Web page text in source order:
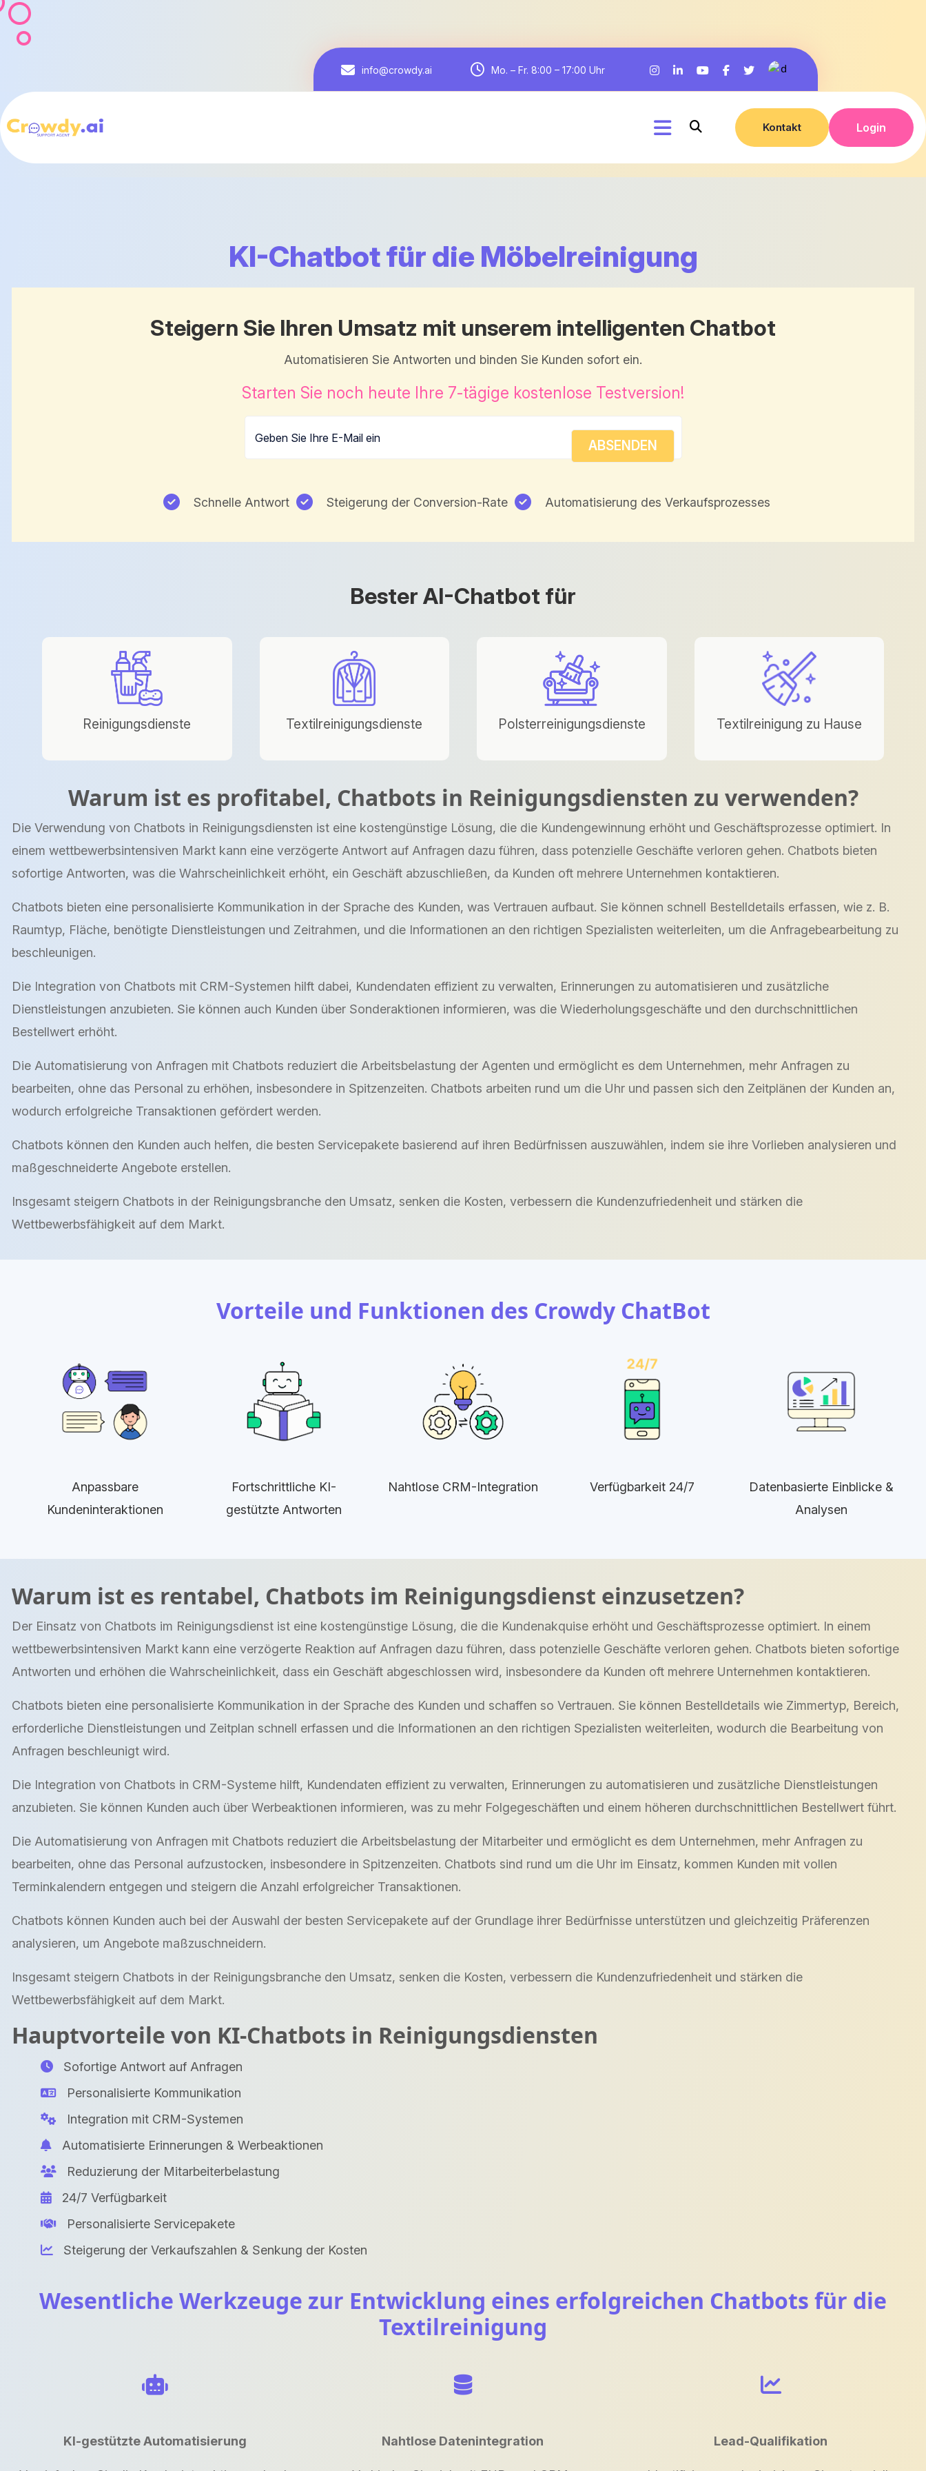
info@crowdy.ai Mo. – Fr. 8:00 – 17:00 Uhr
Kontakt Login
KI-Chatbot für die Möbelreinigung
Steigern Sie Ihren Umsatz mit unserem intelligenten Chatbot
Automatisieren Sie Antworten und binden Sie Kunden sofort ein.
Starten Sie noch heute Ihre 7-tägige kostenlose Testversion!
Schnelle Antwort Steigerung der Conversion-Rate Automatisierung des Verkaufsprozesses
Bester AI-Chatbot für
Reinigungsdienste Textilreinigungsdienste Polsterreinigungsdienste Textilreinigung zu Hause
Warum ist es profitabel, Chatbots in Reinigungsdiensten zu verwenden?
Die Verwendung von Chatbots in Reinigungsdiensten ist eine kostengünstige Lösung, die die Kundengewinnung erhöht und Geschäftsprozesse optimiert. In
einem wettbewerbsintensiven Markt kann eine verzögerte Antwort auf Anfragen dazu führen, dass potenzielle Geschäfte verloren gehen. Chatbots bieten
sofortige Antworten, was die Wahrscheinlichkeit erhöht, ein Geschäft abzuschließen, da Kunden oft mehrere Unternehmen kontaktieren.
Chatbots bieten eine personalisierte Kommunikation in der Sprache des Kunden, was Vertrauen aufbaut. Sie können schnell Bestelldetails erfassen, wie z. B.
Raumtyp, Fläche, benötigte Dienstleistungen und Zeitrahmen, und die Informationen an den richtigen Spezialisten weiterleiten, um die Anfragebearbeitung zu
beschleunigen.
Die Integration von Chatbots mit CRM-Systemen hilft dabei, Kundendaten effizient zu verwalten, Erinnerungen zu automatisieren und zusätzliche
Dienstleistungen anzubieten. Sie können auch Kunden über Sonderaktionen informieren, was die Wiederholungsgeschäfte und den durchschnittlichen
Bestellwert erhöht.
Die Automatisierung von Anfragen mit Chatbots reduziert die Arbeitsbelastung der Agenten und ermöglicht es dem Unternehmen, mehr Anfragen zu
bearbeiten, ohne das Personal zu erhöhen, insbesondere in Spitzenzeiten. Chatbots arbeiten rund um die Uhr und passen sich den Zeitplänen der Kunden an,
wodurch erfolgreiche Transaktionen gefördert werden.
Chatbots können den Kunden auch helfen, die besten Servicepakete basierend auf ihren Bedürfnissen auszuwählen, indem sie ihre Vorlieben analysieren und
maßgeschneiderte Angebote erstellen.
Insgesamt steigern Chatbots in der Reinigungsbranche den Umsatz, senken die Kosten, verbessern die Kundenzufriedenheit und stärken die
Wettbewerbsfähigkeit auf dem Markt.
Vorteile und Funktionen des Crowdy ChatBot
Anpassbare
Kundeninteraktionen
Fortschrittliche KI-
gestützte Antworten
Nahtlose CRM-Integration Verfügbarkeit 24/7
Datenbasierte Einblicke &
Analysen
Warum ist es rentabel, Chatbots im Reinigungsdienst einzusetzen?
Der Einsatz von Chatbots im Reinigungsdienst ist eine kostengünstige Lösung, die die Kundenakquise erhöht und Geschäftsprozesse optimiert. In einem
wettbewerbsintensiven Markt kann eine verzögerte Reaktion auf Anfragen dazu führen, dass potenzielle Geschäfte verloren gehen. Chatbots bieten sofortige
Antworten und erhöhen die Wahrscheinlichkeit, dass ein Geschäft abgeschlossen wird, insbesondere da Kunden oft mehrere Unternehmen kontaktieren.
Chatbots bieten eine personalisierte Kommunikation in der Sprache des Kunden und schaffen so Vertrauen. Sie können Bestelldetails wie Zimmertyp, Bereich,
erforderliche Dienstleistungen und Zeitplan schnell erfassen und die Informationen an den richtigen Spezialisten weiterleiten, wodurch die Bearbeitung von
Anfragen beschleunigt wird.
Die Integration von Chatbots in CRM-Systeme hilft, Kundendaten effizient zu verwalten, Erinnerungen zu automatisieren und zusätzliche Dienstleistungen
anzubieten. Sie können Kunden auch über Werbeaktionen informieren, was zu mehr Folgegeschäften und einem höheren durchschnittlichen Bestellwert führt.
Die Automatisierung von Anfragen mit Chatbots reduziert die Arbeitsbelastung der Mitarbeiter und ermöglicht es dem Unternehmen, mehr Anfragen zu
bearbeiten, ohne das Personal aufzustocken, insbesondere in Spitzenzeiten. Chatbots sind rund um die Uhr im Einsatz, kommen Kunden mit vollen
Terminkalendern entgegen und steigern die Anzahl erfolgreicher Transaktionen.
Chatbots können Kunden auch bei der Auswahl der besten Servicepakete auf der Grundlage ihrer Bedürfnisse unterstützen und gleichzeitig Präferenzen
analysieren, um Angebote maßzuschneidern.
Insgesamt steigern Chatbots in der Reinigungsbranche den Umsatz, senken die Kosten, verbessern die Kundenzufriedenheit und stärken die
Wettbewerbsfähigkeit auf dem Markt.
Hauptvorteile von KI-Chatbots in Reinigungsdiensten
Sofortige Antwort auf Anfragen
Personalisierte Kommunikation
Integration mit CRM-Systemen
Automatisierte Erinnerungen & Werbeaktionen
Reduzierung der Mitarbeiterbelastung
24/7 Verfügbarkeit
Personalisierte Servicepakete
Steigerung der Verkaufszahlen & Senkung der Kosten
Wesentliche Werkzeuge zur Entwicklung eines erfolgreichen Chatbots für die
Textilreinigung
KI-gestützte Automatisierung Nahtlose Datenintegration Lead-Qualifikation